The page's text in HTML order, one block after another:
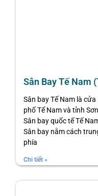
Sân Bay Tế Nam
Sân bay Tế Nam là
phố Tế Nam và tỉnh
Sân bay quốc tế Tế
Sân bay nằm cách
phía
Chi tiết »